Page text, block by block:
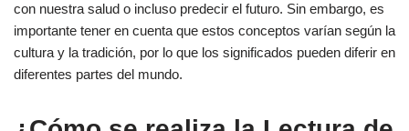
con nuestra salud o incluso predecir el futuro. Sin embargo, es
importante tener en cuenta que estos conceptos varían según la
cultura y la tradición, por lo que los significados pueden diferir en
diferentes partes del mundo.